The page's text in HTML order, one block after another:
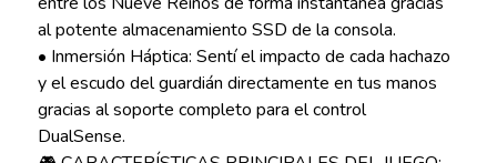
al potente almacenamiento SSD de la consola.
• Inmersión Háptica: Sentí el impacto de cada hachazo
y el escudo del guardián directamente en tus manos
gracias al soporte completo para el control
DualSense.